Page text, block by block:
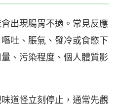
出現腸胃不適。常見反應
吐、脹氣、發冷或食慾下
、污染程度、個人體質影
道怪立刻停止，通常先觀